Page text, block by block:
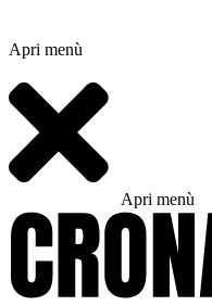
Apri menù
Apri menù